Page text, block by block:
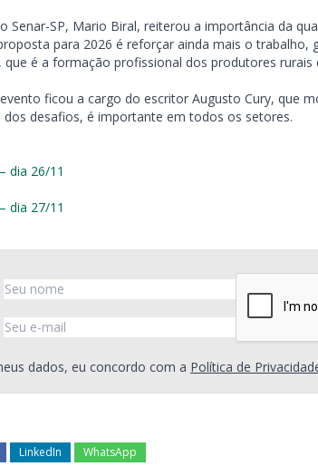
Senar-SP, Mario Biral, reiterou a importância da
para 2026 é reforçar ainda mais o trabalho,
que é a formação profissional dos produtores
ficou a cargo do escritor Augusto Cury, que
dos desafios, é importante em todos os setores.
dia 26/11
dia 27/11
dados, eu concordo com a Política de
LinkedIn WhatsApp